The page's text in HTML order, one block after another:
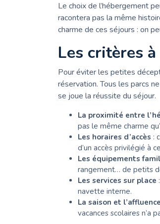
Le choix de l’hébergement
racontera pas la même
charme de ces séjours : on
Les critères
Pour éviter les petites
réservation. Tous les parcs
se joue la réussite du séjour.
La proximité entre
pas le même charme
Les horaires d’accès :
d’un accès privilégié à
Les équipements
rangement… de petits
Les services sur place
navette interne.
La saison et l’affluence
vacances scolaires n’a